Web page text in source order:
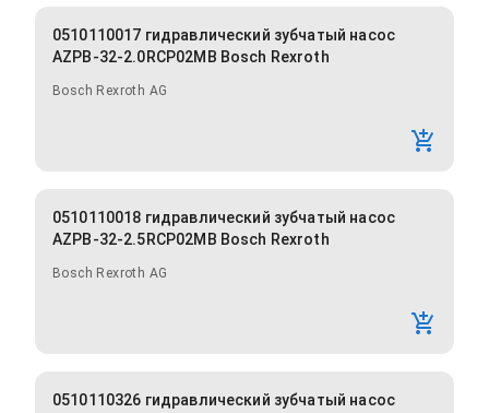
0510110017 гидравлический зубчатый насос
AZPB-32-2.0RCP02MB Bosch Rexroth
Bosch Rexroth AG
0510110018 гидравлический зубчатый насос
AZPB-32-2.5RCP02MB Bosch Rexroth
Bosch Rexroth AG
0510110326 гидравлический зубчатый насос